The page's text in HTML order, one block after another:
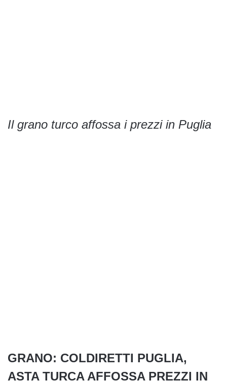
Il grano turco affossa i prezzi in Puglia
GRANO: COLDIRETTI PUGLIA,
ASTA TURCA AFFOSSA PREZZI IN